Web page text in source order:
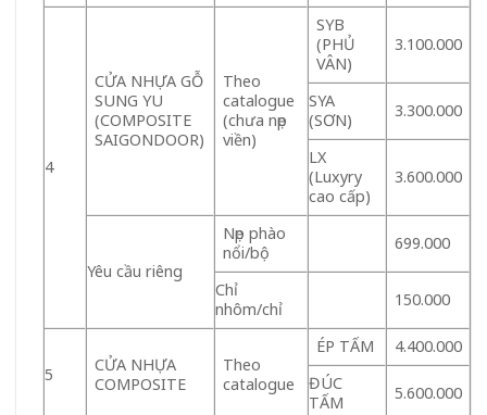
4
CỬA NHỰA GỖ
SUNG YU
(COMPOSITE
SAIGONDOOR)
Theo
catalogue
(chưa nẹp
viền)
SYB
(PHỦ
VÂN)
3.100.000
SYA
(SƠN)
3.300.000
LX
(Luxyry
cao cấp)
3.600.000
Yêu cầu riêng
Nẹp phào
nổi/bộ
699.000
Chỉ
nhôm/chỉ
150.000
5
CỬA NHỰA
COMPOSITE
Theo
catalogue
ÉP TẤM
4.400.000
ĐÚC
TẤM
5.600.000